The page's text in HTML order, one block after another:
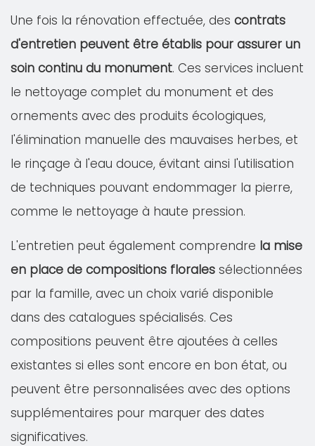
Une fois la rénovation effectuée, des contrats
d'entretien peuvent être établis pour assurer un
soin continu du monument. Ces services incluent
le nettoyage complet du monument et des
ornements avec des produits écologiques,
l'élimination manuelle des mauvaises herbes, et
le rinçage à l'eau douce, évitant ainsi l'utilisation
de techniques pouvant endommager la pierre,
comme le nettoyage à haute pression.
L'entretien peut également comprendre la mise
en place de compositions florales sélectionnées
par la famille, avec un choix varié disponible
dans des catalogues spécialisés. Ces
compositions peuvent être ajoutées à celles
existantes si elles sont encore en bon état, ou
peuvent être personnalisées avec des options
supplémentaires pour marquer des dates
significatives.